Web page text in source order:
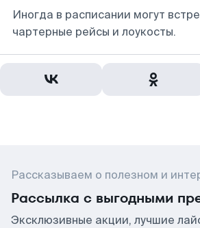
Иногда в расписании могут
чартерные рейсы и лоукосты.
Рассказываем о полезном и
Рассылка с выгодными
Эксклюзивные акции, лучшие